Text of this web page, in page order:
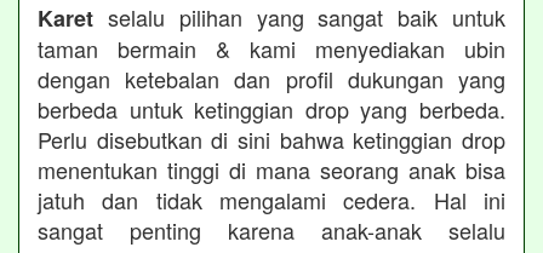
Karet selalu pilihan yang sangat baik untuk
taman bermain & kami menyediakan ubin
dengan ketebalan dan profil dukungan yang
berbeda untuk ketinggian drop yang berbeda.
Perlu disebutkan di sini bahwa ketinggian drop
menentukan tinggi di mana seorang anak bisa
jatuh dan tidak mengalami cedera. Hal ini
sangat penting karena anak-anak selalu